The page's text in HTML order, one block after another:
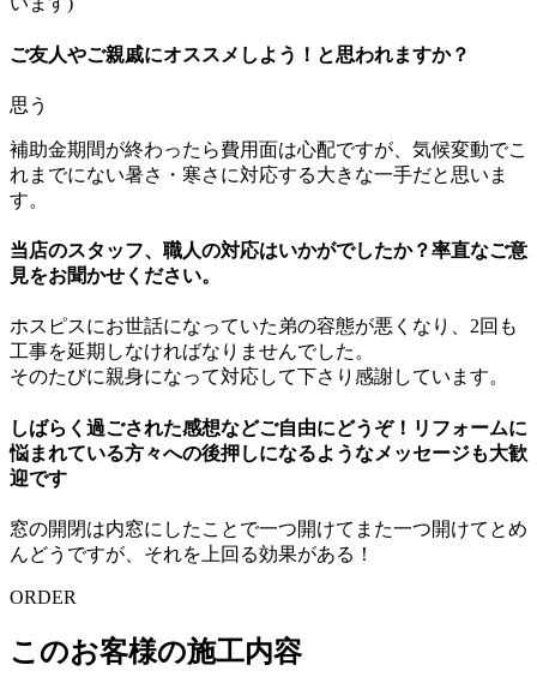
ご友人やご親戚にオススメしよう！と思われますか？
思う
補助金期間が終わったら費用面は心配ですが、気候変動でこ
れまでにない暑さ・寒さに対応する大きな一手だと思いま
す。
当店のスタッフ、職人の対応はいかがでしたか？率直なご意
見をお聞かせください。
ホスピスにお世話になっていた弟の容態が悪くなり、2回も
工事を延期しなければなりませんでした。
そのたびに親身になって対応して下さり感謝しています。
しばらく過ごされた感想などご自由にどうぞ！リフォームに
悩まれている方々への後押しになるようなメッセージも大歓
迎です
窓の開閉は内窓にしたことで一つ開けてまた一つ開けてとめ
んどうですが、それを上回る効果がある！
ORDER
このお客様の施工内容